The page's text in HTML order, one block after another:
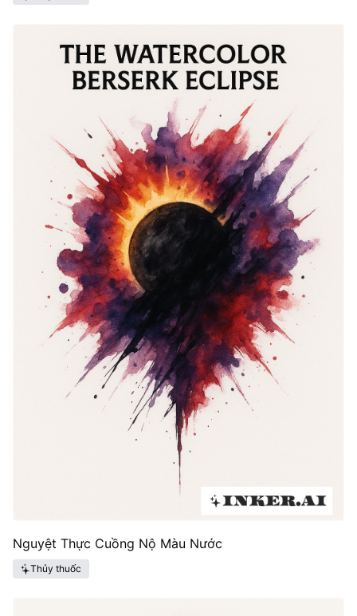
Nguyệt Thực Cuồng Nộ Màu Nước
Thủy thuốc